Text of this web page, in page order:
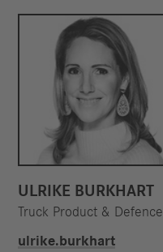
ULRIKE BURKHART
Truck Product & Defence
ulrike.burkhart​